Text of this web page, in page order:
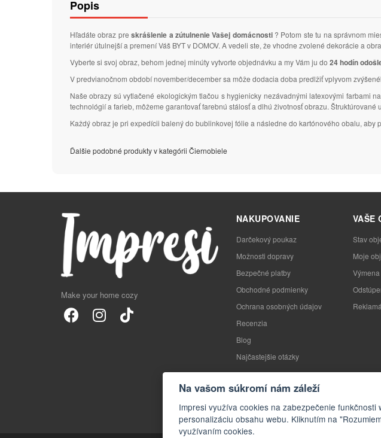
Popis
Hľadáte obraz preskrášlenie a zútulnenie Vašej domácnosti ? Potom ste tu na správnom
interiér útulnejší a premení Váš BYT v DOMOV. A vedeli ste, že vhodne zvolené dekorácie a
Vyberte si svoj obraz, behom jednej minúty vytvorte objednávku a my Vám ju do 24 hodín
V predvianočnom období november/december sa môže dodacia doba predlžiť vplyvom
Naše obrazy sú vytlačené ekologickým tlačou s hygienicky nezávadnými latexovými farbami
technológií a farieb, môžeme garantovať farebnú stálosť a dlhú životnosť obrazu.
Každý obraz je pri expedícii balený do bublinkovej fólie a následne do kartónového obalu,
Ďalšie podobné produkty v kategórii Čiernobiele
Make your home cozy
NAKUPOVANIE
Darčekový poukaz
Možnosti dopravy
Bezpečné platby
Obchodné podmienky
Ochrana osobných údajov
Recenzia
Blog
Najčastejšie otázky
VAŠE
Stav
Moje
Na vašom súkromí nám záleží
Impresi využíva cookies na zabezpečenie funkčnosti
personalizáciu obsahu webu. Kliknutím na
využívaním cookies.